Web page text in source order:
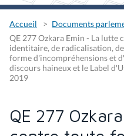
Accueil
Documents
QE 277 Ozkara Emin - La
identitaire, de radicalisation,
forme d'incompréhensions et
discours haineux et le Label
2019
QE 277